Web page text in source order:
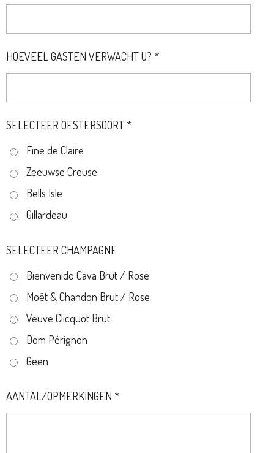
HOEVEEL GASTEN VERWACHT U? *
SELECTEER OESTERSOORT *
Fine de Claire
Zeeuwse Creuse
Bells Isle
Gillardeau
SELECTEER CHAMPAGNE
Bienvenido Cava Brut / Rose
Moët & Chandon Brut / Rose
Veuve Clicquot Brut
Dom Pérignon
Geen
AANTAL/OPMERKINGEN *